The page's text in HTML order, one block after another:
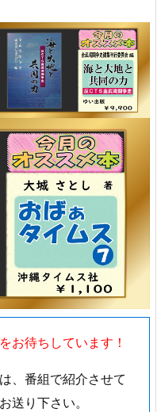
お待ちしています！
、番組で紹介させて
送り下さい。